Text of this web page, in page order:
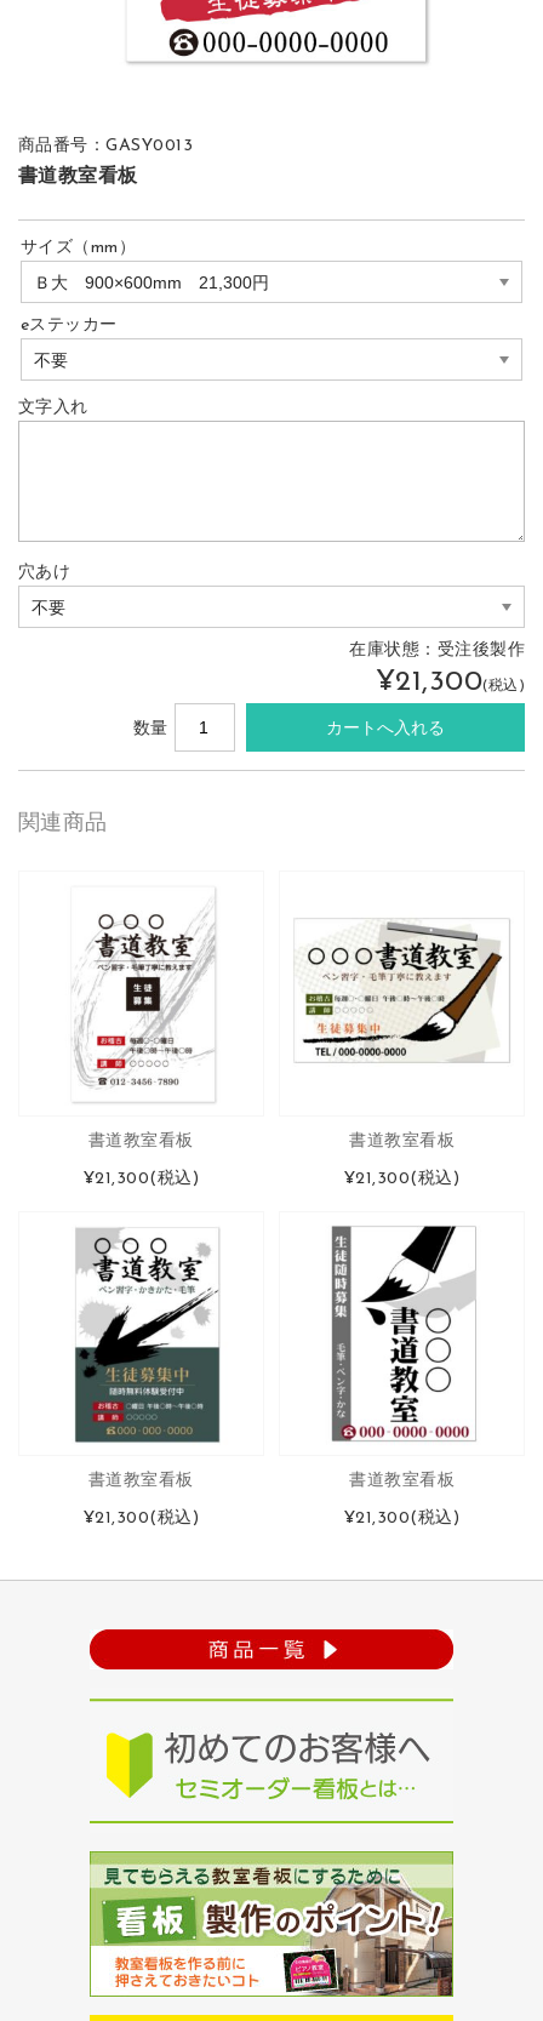
商品番号：GASY0013
書道教室看板
サイズ（mm）
eステッカー
文字入れ
穴あけ
在庫状態： 受注後製作
¥21,300(税込)
数量
関連商品
書道教室看板
¥21,300(税込)
書道教室看板
¥21,300(税込)
書道教室看板
¥21,300(税込)
書道教室看板
¥21,300(税込)